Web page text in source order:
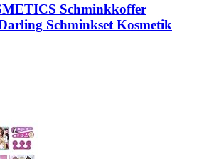
Schminkkoffer
Schminkset Kosmetik